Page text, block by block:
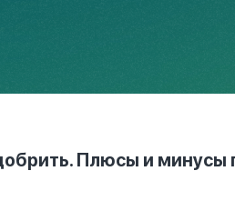
Плюсы и минусы